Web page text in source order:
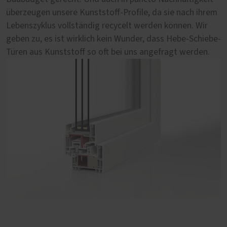
überzeugen unsere Kunststoff-Profile, da sie nach ihrem
Lebenszyklus vollständig recycelt werden können. Wir
geben zu, es ist wirklich kein Wunder, dass Hebe-Schiebe-
Türen aus Kunststoff so oft bei uns angefragt werden.
Sie sich Ihr Argument aus. Wir sind schon jetzt überzeugt.
unvergleichliche Haptik von einem Werkstoff direkt aus
der Natur. Bei uns wählen Sie aus fünf erstklassigen
Holzsorten, haben freie Hand bei der optischen
Gestaltung und können darüber hinaus Ihre Hebe-
Schiebe-Türen aus Holz-Aluminium von PaX mit das
Beste, was wir in Sachen Fenstern zu bieten haben.